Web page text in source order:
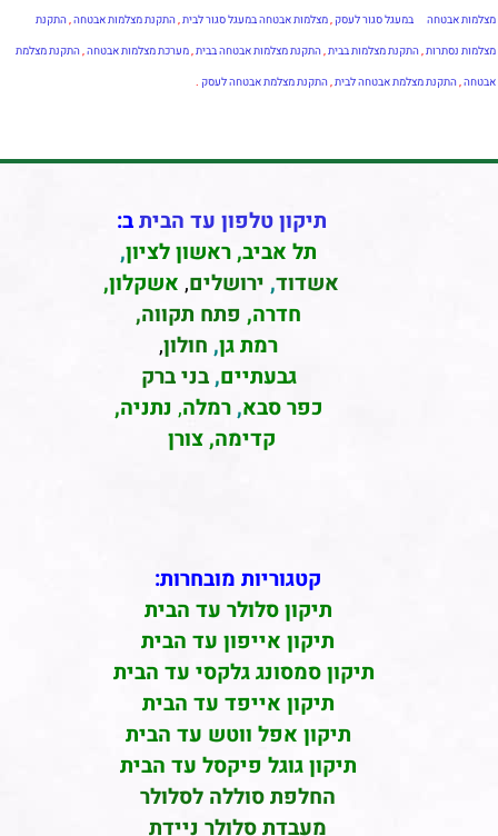
מצלמות אבטחה
במעגל סגור לעסק ,מצלמות אבטחה במעגל סגור לבית,התקנת מצלמות אבטחה,התקנת
מצלמות נסתרות,התקנת מצלמות בבית,התקנת מצלמות אבטחה בבית,מערכת מצלמות אבטחה,התקנת מצלמת
אבטחה,התקנת מצלמת אבטחה לבית,התקנת מצלמת אבטחה לעסק .
תיקון טלפון עד הביתב:
תל אביב,ראשון לציון,
אשדוד, ירושלים, אשקלון,
חדרה, פתח תקווה,
רמת גן, חולון,
גבעתיים,בני ברק
כפר סבא,רמלה, נתניה,
קדימה, צורן
קטגוריות מובחרות:
תיקון סלולר עד הבית
תיקון אייפון עד הבית
תיקון סמסונג גלקסי עד הבית
תיקון אייפד עד הבית
תיקון אפל ווטש עד הבית
תיקון גוגל פיקסל עד הבית
החלפת סוללה לסלולר
מעבדת סלולר ניידת